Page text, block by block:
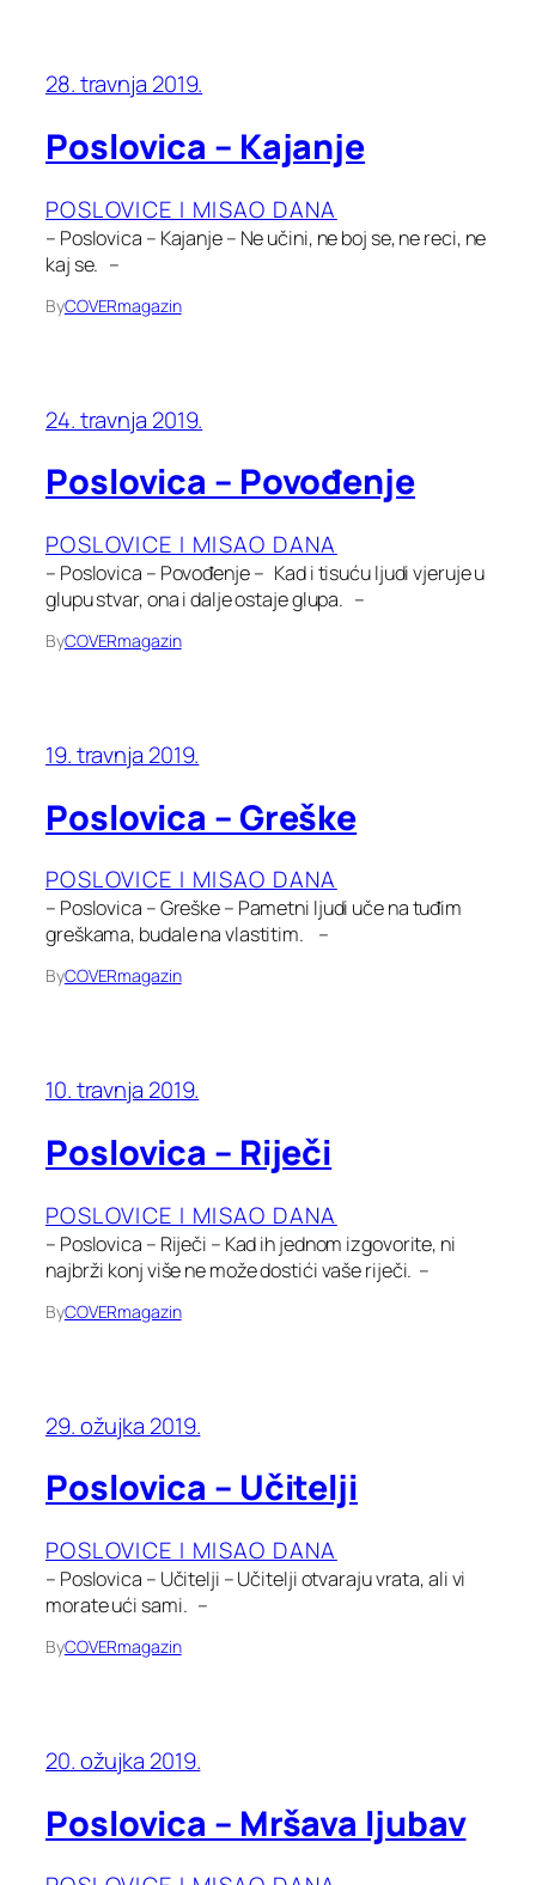
28. travnja 2019.
Poslovica – Kajanje
POSLOVICE I MISAO DANA
– Poslovica – Kajanje – Ne učini, ne boj se, ne reci, ne
kaj se. –
ByCOVERmagazin
24. travnja 2019.
Poslovica – Povođenje
POSLOVICE I MISAO DANA
– Poslovica – Povođenje – Kad i tisuću ljudi vjeruje u
glupu stvar, ona i dalje ostaje glupa. –
ByCOVERmagazin
19. travnja 2019.
Poslovica – Greške
POSLOVICE I MISAO DANA
– Poslovica – Greške – Pametni ljudi uče na tuđim
greškama, budale na vlastitim. –
ByCOVERmagazin
10. travnja 2019.
Poslovica – Riječi
POSLOVICE I MISAO DANA
– Poslovica – Riječi – Kad ih jednom izgovorite, ni
najbrži konj više ne može dostići vaše riječi. –
ByCOVERmagazin
29. ožujka 2019.
Poslovica – Učitelji
POSLOVICE I MISAO DANA
– Poslovica – Učitelji – Učitelji otvaraju vrata, ali vi
morate ući sami. –
ByCOVERmagazin
20. ožujka 2019.
Poslovica – Mršava ljubav